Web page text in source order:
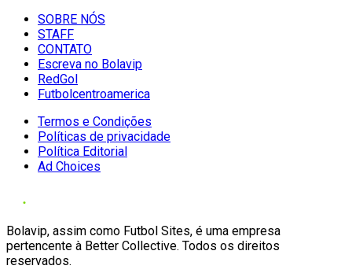
SOBRE NÓS
STAFF
CONTATO
Escreva no Bolavip
RedGol
Futbolcentroamerica
Termos e Condições
Políticas de privacidade
Política Editorial
Ad Choices
Bolavip, assim como Futbol Sites, é uma empresa
pertencente à Better Collective. Todos os direitos
reservados.